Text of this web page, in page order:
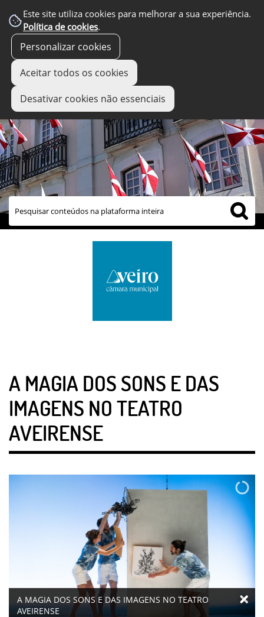
Este site utiliza cookies para melhorar a sua experiência.
Política de cookies.
Personalizar cookies
Aceitar todos os cookies
Desativar cookies não essenciais
links úteis
A MAGIA DOS SONS E DAS
IMAGENS NO TEATRO
AVEIRENSE
A MAGIA DOS SONS E DAS IMAGENS NO TEATRO
AVEIRENSE